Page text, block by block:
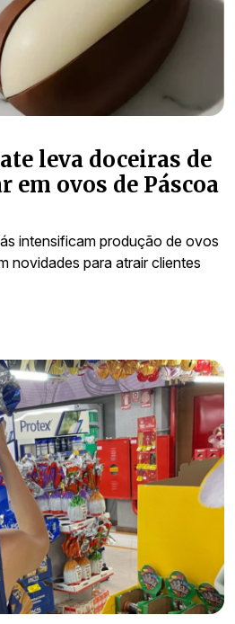
leva doceiras de
em ovos de Páscoa
intensificam produção de ovos
novidades para atrair clientes